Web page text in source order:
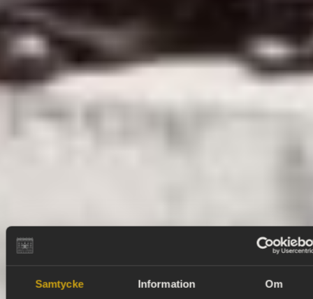
Samtycke Information Om